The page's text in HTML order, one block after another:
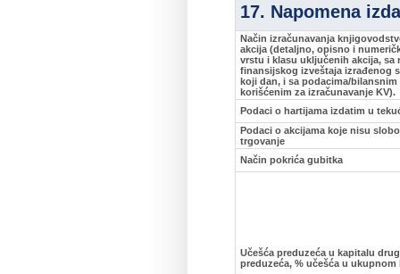
17. Napomena
Način izračunavanja
akcija (detaljno, opisno i
vrstu i klasu uključenih akcija, sa
finansijskog izveštaja izrađenog
koji dan, i sa podacima/bilansnim
korišćenim za izračunavanje KV).
Podaci o hartijama izdatim u
Podaci o akcijama koje nisu
trgovanje
Način pokrića gubitka
Učešća preduzeća u kapitalu
preduzeća, % učešća u ukupnom